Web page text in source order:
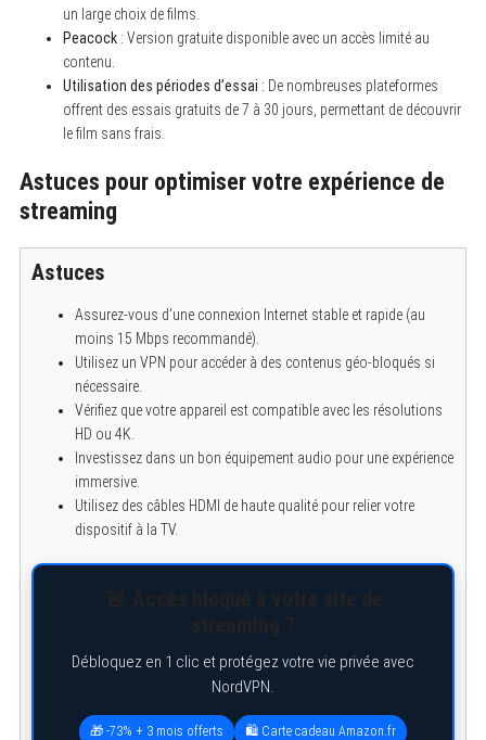
un large choix de films.
Peacock: Version gratuite disponible avec un accès limité au
contenu.
Utilisation des périodes d’essai : De nombreuses plateformes
offrent des essais gratuits de 7 à 30 jours, permettant de découvrir
le film sans frais.
Astuces pour optimiser votre expérience de
streaming
Astuces
Assurez-vous d’une connexion Internet stable et rapide (au
moins 15 Mbps recommandé).
Utilisez un VPN pour accéder à des contenus géo-bloqués si
nécessaire.
Vérifiez que votre appareil est compatible avec les résolutions
HD ou 4K.
Investissez dans un bon équipement audio pour une expérience
immersive.
Utilisez des câbles HDMI de haute qualité pour relier votre
dispositif à la TV.
Débloquez en 1 clic et protégez votre vie privée avec
NordVPN.
🎁 -73% + 3 mois offerts 🛍️ Carte cadeau Amazon.fr
a
c
o
r